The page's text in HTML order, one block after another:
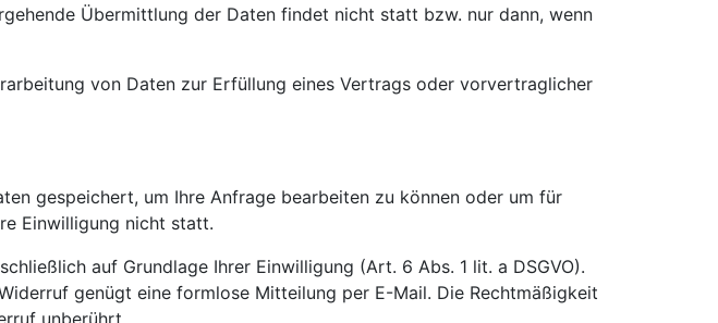
Übermittlung der Daten findet nicht statt bzw. nur dann, wenn
von Daten zur Erfüllung eines Vertrags oder vorvertraglicher
gespeichert, um Ihre Anfrage bearbeiten zu können oder um für
Einwilligung nicht statt.
auf Grundlage Ihrer Einwilligung (Art. 6 Abs. 1 lit. a DSGVO).
genügt eine formlose Mitteilung per E-Mail. Die Rechtmäßigkeit
unberührt.